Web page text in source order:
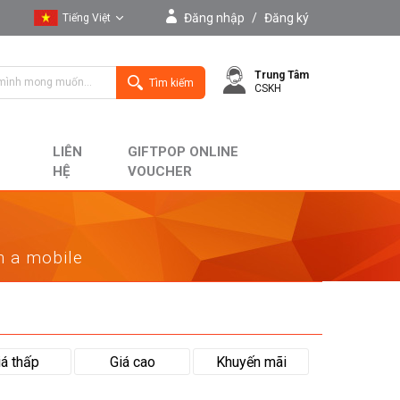
Tiếng Việt
English
Đăng nhập / Đăng ký
Tìm kiếm
Trung Tâm
CSKH
LIÊN
HỆ
GIFTPOP ONLINE
VOUCHER
a mobile
thấp Giá cao Khuyến mãi